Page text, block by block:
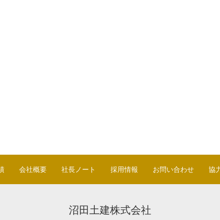
会社概要 社長ノート 採用情報 お問い合わせ 協
沼田土建株式会社